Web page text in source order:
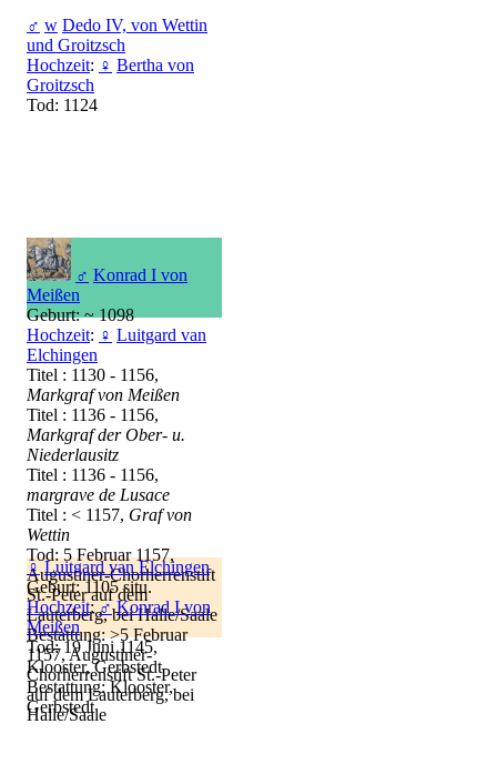
♂ w Dedo IV, von Wettin
und Groitzsch
Hochzeit: ♀ Bertha von
Groitzsch
Tod: 1124
♂ Konrad I von
Meißen
Geburt: ~ 1098
Hochzeit: ♀ Luitgard van
Elchingen
Titel : 1130 - 1156,
Markgraf von Meißen
Titel : 1136 - 1156,
Markgraf der Ober- u.
Niederlausitz
Titel : 1136 - 1156,
margrave de Lusace
Titel : < 1157, Graf von
Wettin
Tod: 5 Februar 1157,
Augustiner-Chorherrenstift
St.-Peter auf dem
Lauterberg, bei Halle/Saale
Bestattung: >5 Februar
1157, Augustiner-
Chorherrenstift St.-Peter
auf dem Lauterberg, bei
Halle/Saale
♀ Luitgard van Elchingen
Geburt: 1105 situ.
Hochzeit:♂ Konrad I von
Meißen
Tod: 19 Juni 1145,
Klooster, Gerbstedt
Bestattung: Klooster,
Gerbstedt